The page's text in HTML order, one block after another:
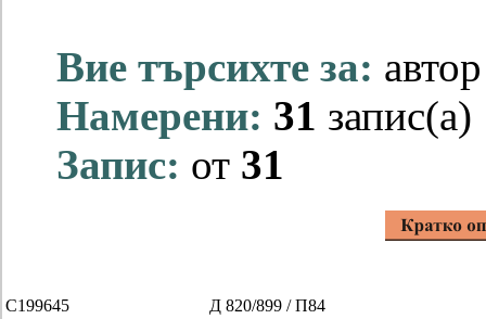
Вие търсихте за:
Намерени: 31 запис(а)
Запис: от 31
C199645 Д 820/899 / П84